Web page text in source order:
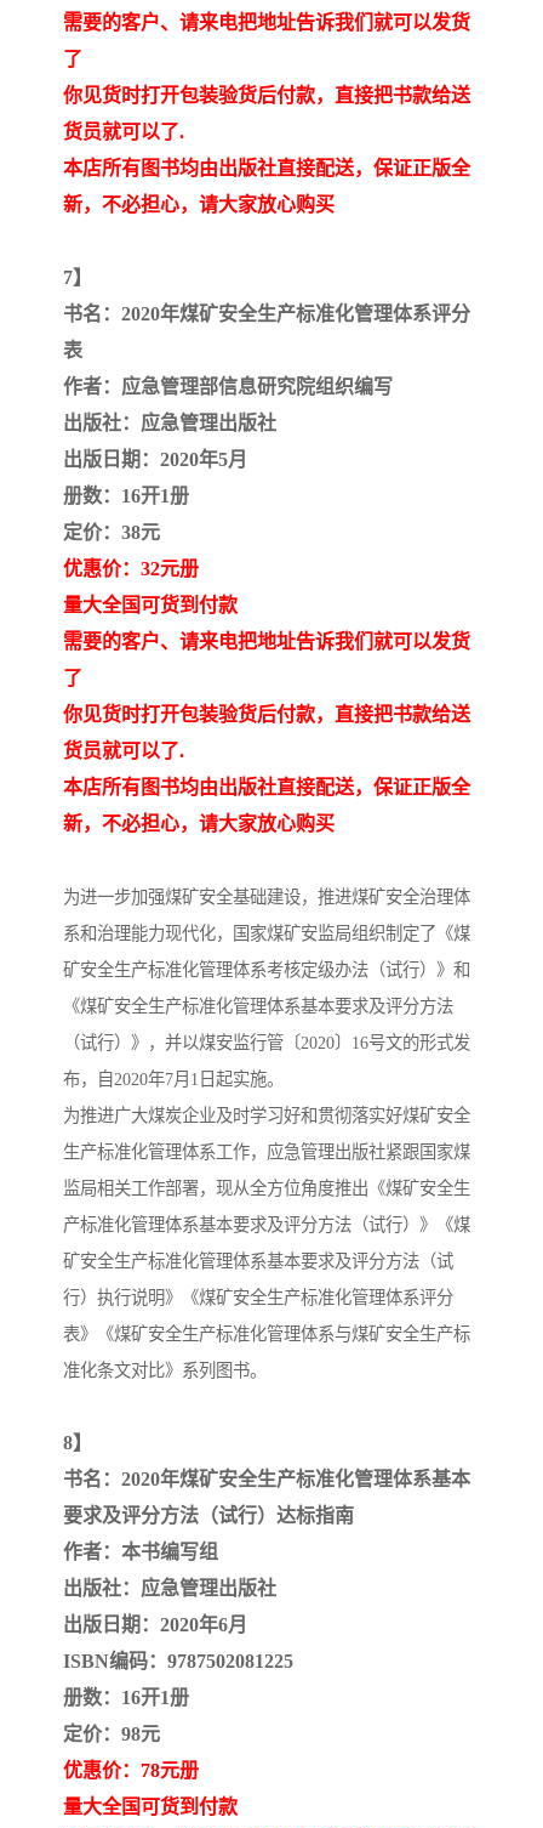
需要的客户、请来电把地址告诉我们就可以发货
了
你见货时打开包装验货后付款，直接把书款给送
货员就可以了.
本店所有图书均由出版社直接配送，保证正版全
新，不必担心，请大家放心购买
7】
书名：2020年煤矿安全生产标准化管理体系评分
表
作者：应急管理部信息研究院组织编写
出版社：应急管理出版社
出版日期：2020年5月
册数：16开1册
定价：38元
优惠价：32元册
量大全国可货到付款
需要的客户、请来电把地址告诉我们就可以发货
了
你见货时打开包装验货后付款，直接把书款给送
货员就可以了.
本店所有图书均由出版社直接配送，保证正版全
新，不必担心，请大家放心购买
为进一步加强煤矿安全基础建设，推进煤矿安全治理体
系和治理能力现代化，国家煤矿安监局组织制定了《煤
矿安全生产标准化管理体系考核定级办法（试行）》和
《煤矿安全生产标准化管理体系基本要求及评分方法
（试行）》，并以煤安监行管〔2020〕16号文的形式发
布，自2020年7月1日起实施。
为推进广大煤炭企业及时学习好和贯彻落实好煤矿安全
生产标准化管理体系工作，应急管理出版社紧跟国家煤
监局相关工作部署，现从全方位角度推出《煤矿安全生
产标准化管理体系基本要求及评分方法（试行）》《煤
矿安全生产标准化管理体系基本要求及评分方法（试
行）执行说明》《煤矿安全生产标准化管理体系评分
表》《煤矿安全生产标准化管理体系与煤矿安全生产标
准化条文对比》系列图书。
8】
书名：2020年煤矿安全生产标准化管理体系基本
要求及评分方法（试行）达标指南
作者：本书编写组
出版社：应急管理出版社
出版日期：2020年6月
ISBN编码：9787502081225
册数：16开1册
定价：98元
优惠价：78元册
量大全国可货到付款